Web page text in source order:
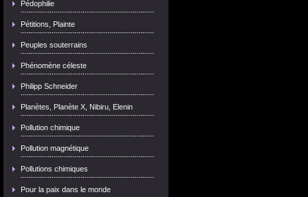
Pédophilie
Pétitions, Plainte
Peuples souterrains
Phénomène céleste
Philipp Schneider
Planètes, Planète X, Nibiru, Elenin
Pollution chimique
Pollution magnétique
Pollutions chimiques
Pour la paix dans le monde